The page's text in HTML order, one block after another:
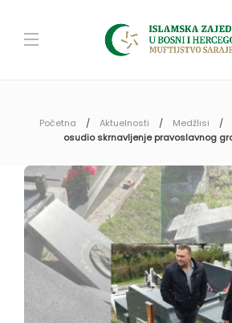
Početna Aktuelnosti Medžlisi
osudio skrnavljenje pravoslavnog